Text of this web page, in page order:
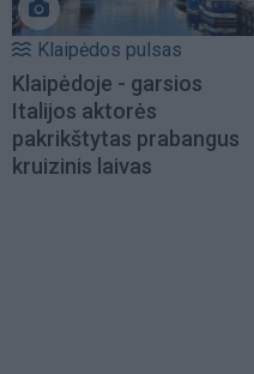
Klaipėdos pulsas
Klaipėdoje - garsios
Italijos aktorės
pakrikštytas prabangus
kruizinis laivas